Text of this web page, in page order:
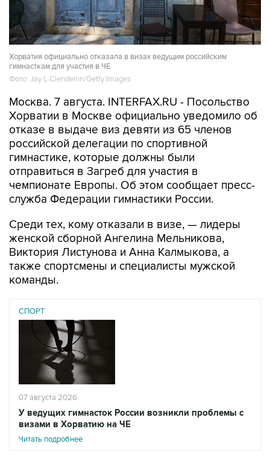
Хорватия официально отказала в визах ведущим российским
гимнасткам для участия в ЧЕ
Фото: Jay L Clendenin/Getty Images
Москва. 7 августа. INTERFAX.RU - Посольство
Хорватии в Москве официально уведомило об
отказе в выдаче виз девяти из 65 членов
российской делегации по спортивной
гимнастике, которые должны были
отправиться в Загреб для участия в
чемпионате Европы. Об этом сообщает пресс-
служба Федерации гимнастики России.
Среди тех, кому отказали в визе, — лидеры
женской сборной Ангелина Мельникова,
Виктория Листунова и Анна Калмыкова, а
также спортсмены и специалисты мужской
команды.
СПОРТ
07 августа 2026
У ведущих гимнасток России возникли проблемы с
визами в Хорватию на ЧЕ
Читать подробнее